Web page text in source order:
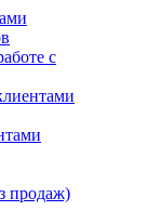
с
продаж)